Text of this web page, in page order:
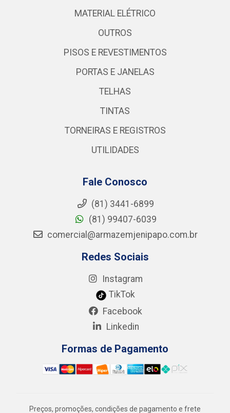
MATERIAL ELÉTRICO
OUTROS
PISOS E REVESTIMENTOS
PORTAS E JANELAS
TELHAS
TINTAS
TORNEIRAS E REGISTROS
UTILIDADES
Fale Conosco
(81) 3441-6899
(81) 99407-6039
comercial@armazemjenipapo.com.br
Redes Sociais
Instagram
TikTok
Facebook
Linkedin
Formas de Pagamento
Preços, promoções, condições de pagamento e frete